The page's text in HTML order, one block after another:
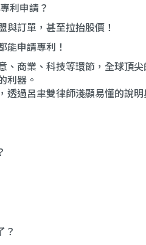
利申請？
與訂單，甚至拉抬股價！
能申請專利！
、商業、科技等環節，全球頂
利器。
過呂聿雙律師淺顯易懂的說
？